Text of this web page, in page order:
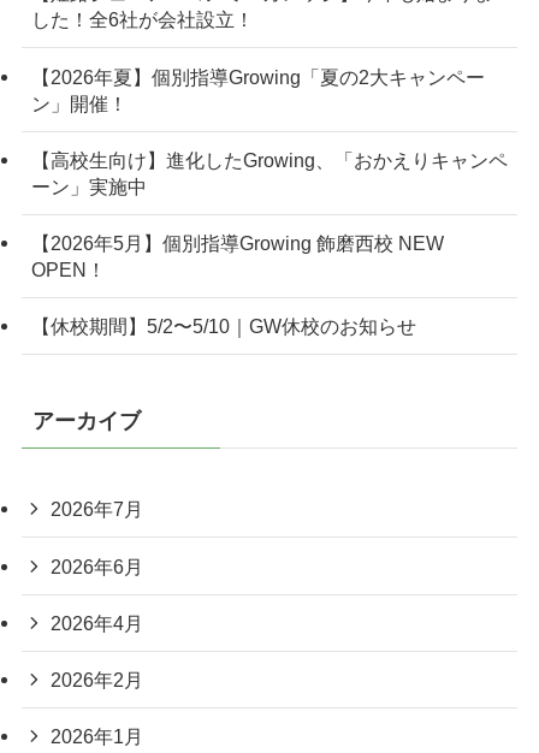
した！全6社が会社設立！
【2026年夏】個別指導Growing「夏の2大キャンペー
ン」開催！
【高校生向け】進化したGrowing、「おかえりキャンペ
ーン」実施中
【2026年5月】個別指導Growing 飾磨西校 NEW
OPEN！
【休校期間】5/2〜5/10｜GW休校のお知らせ
アーカイブ
2026年7月
2026年6月
2026年4月
2026年2月
2026年1月